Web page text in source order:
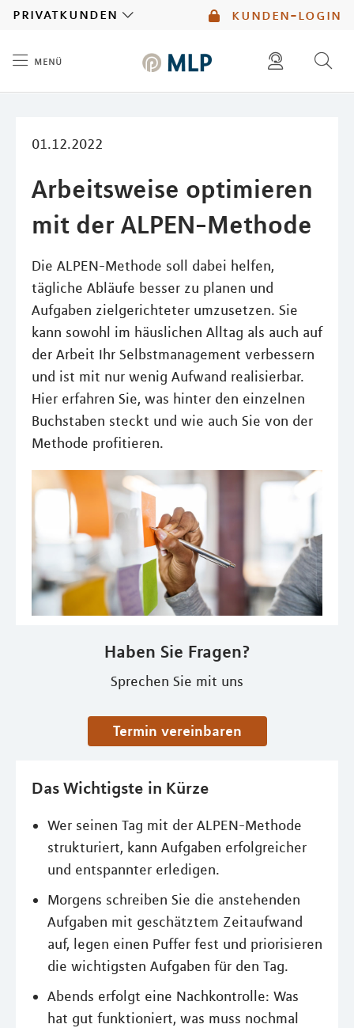
kunden-login
privatkunden
menü
01.12.2022
Arbeitsweise optimieren
mit der ALPEN-Methode
Die ALPEN-Methode soll dabei helfen,
tägliche Abläufe besser zu planen und
Aufgaben zielgerichteter umzusetzen. Sie
kann sowohl im häuslichen Alltag als auch auf
der Arbeit Ihr Selbstmanagement verbessern
und ist mit nur wenig Aufwand realisierbar.
Hier erfahren Sie, was hinter den einzelnen
Buchstaben steckt und wie auch Sie von der
Methode profitieren.
Haben Sie Fragen?
Sprechen Sie mit uns
Termin vereinbaren
Das Wichtigste in Kürze
Wer seinen Tag mit der ALPEN-Methode
strukturiert, kann Aufgaben erfolgreicher
und entspannter erledigen.
Morgens schreiben Sie die anstehenden
Aufgaben mit geschätztem Zeitaufwand
auf, legen einen Puffer fest und priorisieren
die wichtigsten Aufgaben für den Tag.
Abends erfolgt eine Nachkontrolle: Was
hat gut funktioniert, was muss nochmal